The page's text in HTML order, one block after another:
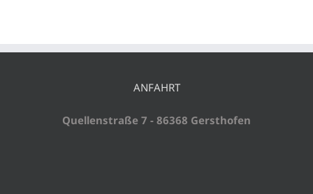
ANFAHRT
Quellenstraße 7 - 86368 Gersthofen